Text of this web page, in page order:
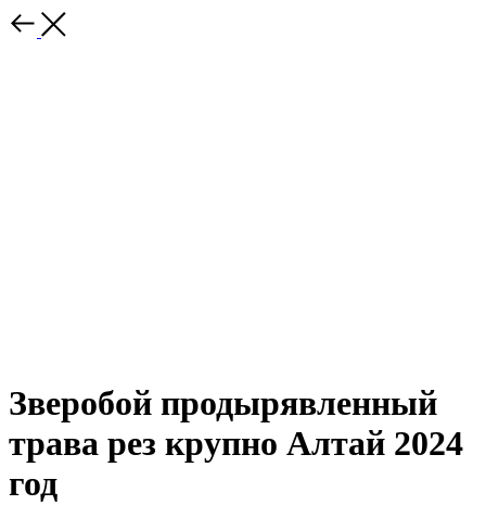
Зверобой продырявленный
трава рез крупно Алтай 2024
год